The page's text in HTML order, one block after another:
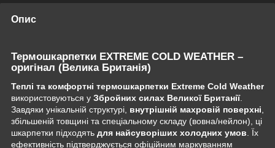
Опис
Термошкарпетки EXTREME COLD WEATHER –
оригінал (Велика Британія)
Теплі та комфортні термошкарпетки Extreme Cold Weather
використовуються у Збройних силах Великої Британії.
Завдяки унікальній структурі, внутрішній махровій поверхні
збільшеній товщині та спеціальному складу (вовна/нейлон), ці
шкарпетки підходять для найсуворіших холодних умов . Їх
ефективність підтверджується офіційним маркуванням